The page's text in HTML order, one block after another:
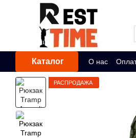
Перейти к основному контенту
Каталог О нас
РАСПРОДАЖА